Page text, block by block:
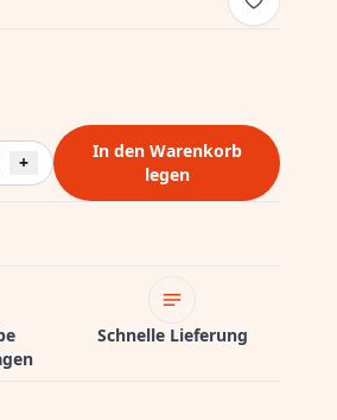
+
In den Warenkorb
legen
Schnelle Lieferung